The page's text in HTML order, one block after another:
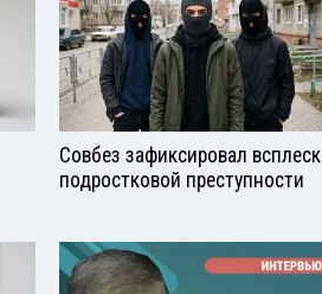
Совбез зафиксировал всплеск
подростковой преступности